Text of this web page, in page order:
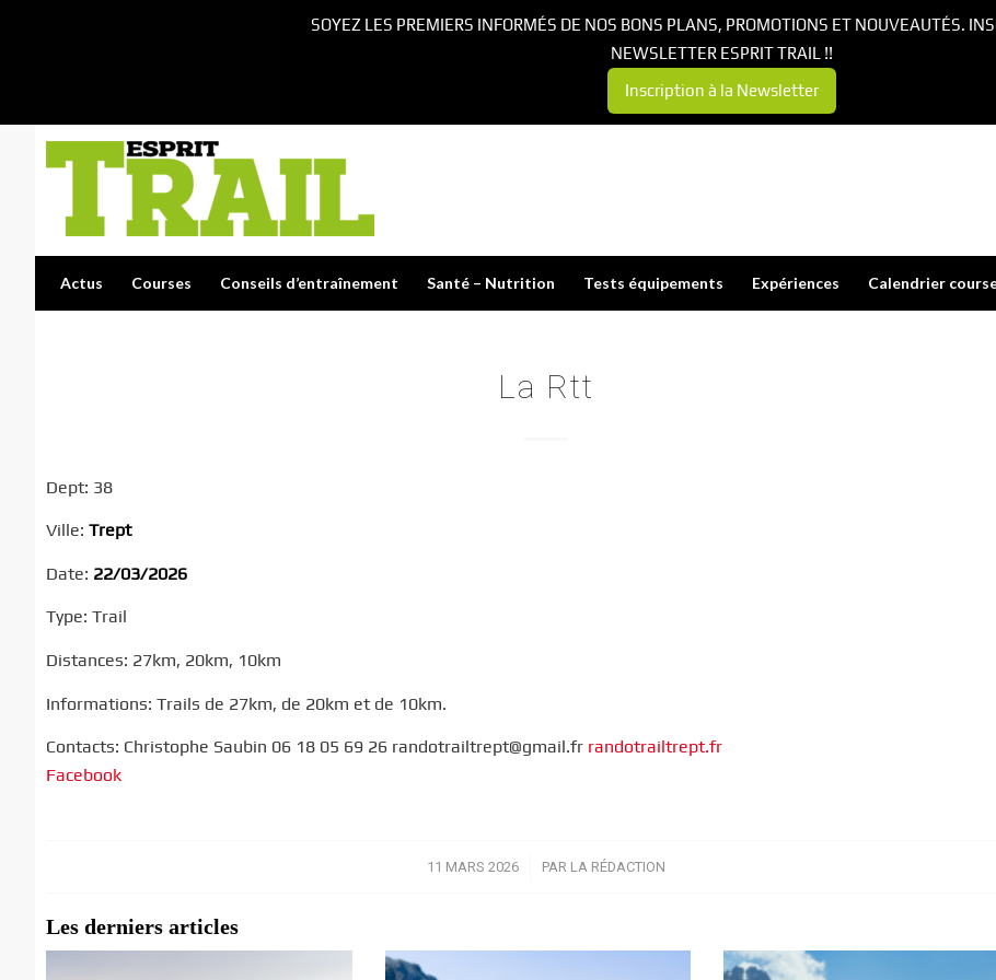
Actus Courses Conseils d’entraînement Santé – Nutrition Tests équipements Expériences Calendrier
La Rtt
Dept: 38
Ville: Trept
Date: 22/03/2026
Type: Trail
Distances: 27km, 20km, 10km
Informations: Trails de 27km, de 20km et de 10km.
Contacts: Christophe Saubin 06 18 05 69 26 randotrailtrept@gmail.fr randotrailtrept.fr
Facebook
11 MARS 2026
/ PAR LA RÉDACTION
Les derniers articles
SOYEZ LES PREMIERS INFORMÉS DE NOS BONS PLANS, PROMOTIONS ET NOUVEAUTÉS.
NEWSLETTER ESPRIT TRAIL !!
Inscription à la Newsletter